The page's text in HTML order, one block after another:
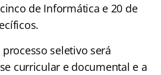
de Informática e 20 de
seletivo será
curricular e documental e a